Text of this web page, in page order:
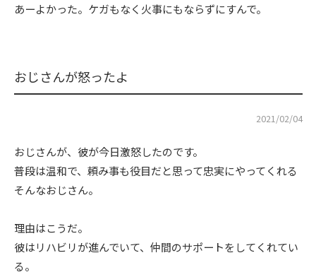
あーよかった。ケガもなく火事にもならずにすんで。
おじさんが怒ったよ
2021/02/04
おじさんが、彼が今日激怒したのです。
普段は温和で、頼み事も役目だと思って忠実にやってくれる
そんなおじさん。
理由はこうだ。
彼はリハビリが進んでいて、仲間のサポートをしてくれてい
る。